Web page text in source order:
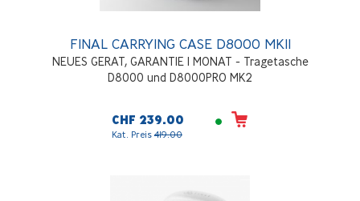
FINAL CARRYING CASE D8000 MKII
NEUES GERAT, GARANTIE 1 MONAT - Tragetasche
D8000 und D8000PRO MK2
CHF 239.00
Kat. Preis419.00